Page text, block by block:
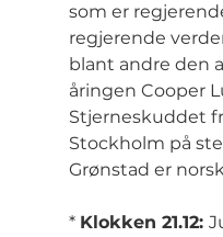
som er
regjerende
blant andre den
åringen Cooper
Stjerneskuddet
Stockholm på
Grønstad er
* Klokken 21.12: